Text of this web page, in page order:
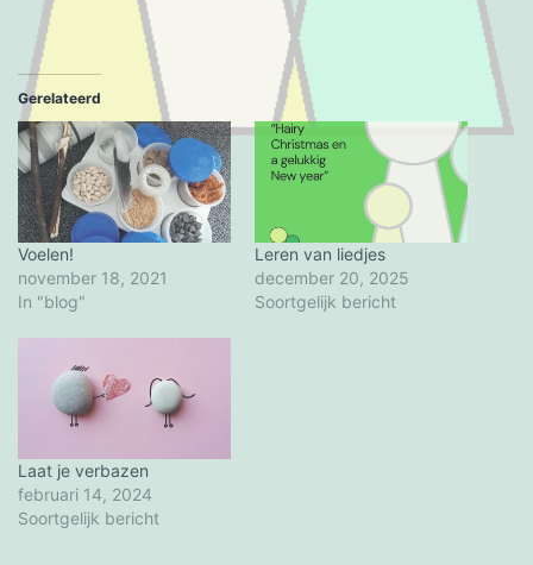
het
laden...
Gerelateerd
Voelen!
november 18, 2021
In "blog"
Leren van liedjes
december 20, 2025
Soortgelijk bericht
Laat je verbazen
februari 14, 2024
Soortgelijk bericht